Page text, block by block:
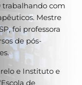
trabalhando com
Mestre
foi professora
de pós-
e Instituto e
de